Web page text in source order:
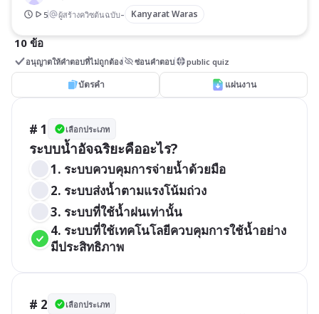
5 ผู้สร้างควิซต้นฉบับ- Kanyarat Waras
10 ข้อ
อนุญาตให้คำตอบที่ไม่ถูกต้อง ซ่อนคำตอบ public quiz
บัตรคำ แผ่นงาน
# 1 เลือกประเภท
ระบบน้ำอัจฉริยะคืออะไร?
1. ระบบควบคุมการจ่ายน้ำด้วยมือ
2. ระบบส่งน้ำตามแรงโน้มถ่วง
3. ระบบที่ใช้น้ำฝนเท่านั้น
4. ระบบที่ใช้เทคโนโลยีควบคุมการใช้น้ำอย่าง
มีประสิทธิภาพ
# 2 เลือกประเภท